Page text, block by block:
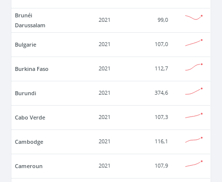
Brunéi
Darussalam
2021 99,0
Bulgarie 2021 107,0
Burkina Faso 2021 112,7
Burundi 2021 374,6
Cabo Verde 2021 107,3
Cambodge 2021 116,1
Cameroun 2021 107,9